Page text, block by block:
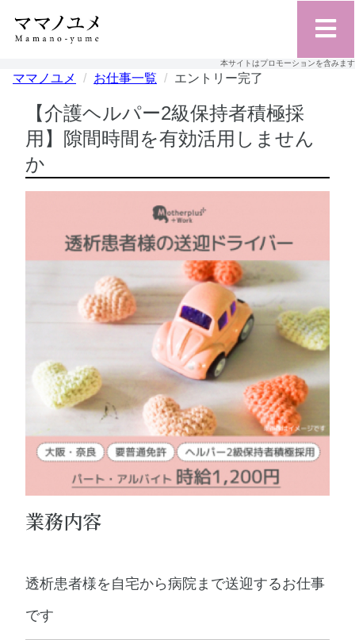
本サイトはプロモーションを含みます
ママノユメ お仕事一覧 エントリー完了
【介護ヘルパー2級保持者積極採
用】隙間時間を有効活用しません
か
業務内容
透析患者様を自宅から病院まで送迎するお仕事
です